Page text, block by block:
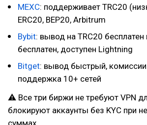
MEXC: поддерживает TRC20
ERC20, BEP20, Arbitrum
Bybit: вывод на TRC20 бесплатен
бесплатен, доступен Lightning
Bitget: вывод быстрый,
поддержка 10+ сетей
⚠ Все три биржи не требуют VPN
блокируют аккаунты без KYC при
суммах.